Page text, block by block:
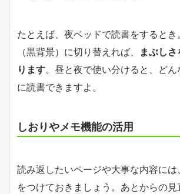
たとえば、夜ベッドで読書をするとき
（黒背景）に切り替えれば、
まぶし
ります。昼と夜で使い分けると、ど
に読書できますよ。
しおりやメモ機能の活用
読み返したいページや大事な内容に
をつけておきましょう。あとからの見